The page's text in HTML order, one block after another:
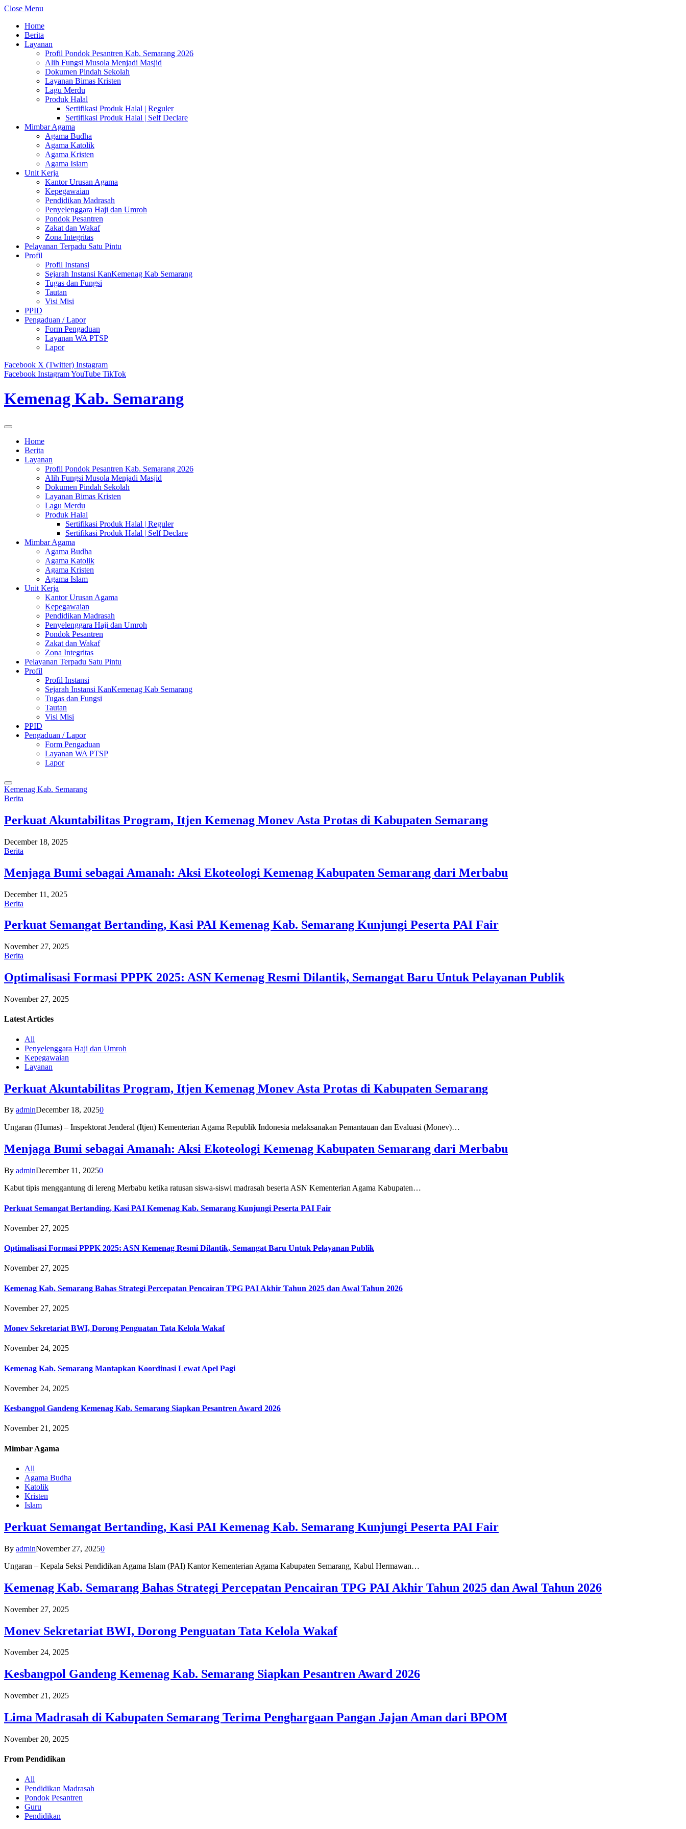
Close Menu
Home
Berita
Layanan
Profil Pondok Pesantren Kab. Semarang 2026
Alih Fungsi Musola Menjadi Masjid
Dokumen Pindah Sekolah
Layanan Bimas Kristen
Lagu Merdu
Produk Halal
Sertifikasi Produk Halal | Reguler
Sertifikasi Produk Halal | Self Declare
Mimbar Agama
Agama Budha
Agama Katolik
Agama Kristen
Agama Islam
Unit Kerja
Kantor Urusan Agama
Kepegawaian
Pendidikan Madrasah
Penyelenggara Haji dan Umroh
Pondok Pesantren
Zakat dan Wakaf
Zona Integritas
Pelayanan Terpadu Satu Pintu
Profil
Profil Instansi
Sejarah Instansi KanKemenag Kab Semarang
Tugas dan Fungsi
Tautan
Visi Misi
PPID
Pengaduan / Lapor
Form Pengaduan
Layanan WA PTSP
Lapor
Facebook X (Twitter) Instagram
Facebook InstagramYouTube TikTok
Kemenag Kab. Semarang
Home
Berita
Layanan
Profil Pondok Pesantren Kab. Semarang 2026
Alih Fungsi Musola Menjadi Masjid
Dokumen Pindah Sekolah
Layanan Bimas Kristen
Lagu Merdu
Produk Halal
Sertifikasi Produk Halal | Reguler
Sertifikasi Produk Halal | Self Declare
Mimbar Agama
Agama Budha
Agama Katolik
Agama Kristen
Agama Islam
Unit Kerja
Kantor Urusan Agama
Kepegawaian
Pendidikan Madrasah
Penyelenggara Haji dan Umroh
Pondok Pesantren
Zakat dan Wakaf
Zona Integritas
Pelayanan Terpadu Satu Pintu
Profil
Profil Instansi
Sejarah Instansi KanKemenag Kab Semarang
Tugas dan Fungsi
Tautan
Visi Misi
PPID
Pengaduan / Lapor
Form Pengaduan
Layanan WA PTSP
Lapor
Kemenag Kab. Semarang
Berita
Perkuat Akuntabilitas Program, Itjen Kemenag Monev Asta Protas di Kabupaten Semarang
December 18, 2025
Berita
Menjaga Bumi sebagai Amanah: Aksi Ekoteologi Kemenag Kabupaten Semarang dari Merbabu
December 11, 2025
Berita
Perkuat Semangat Bertanding, Kasi PAI Kemenag Kab. Semarang Kunjungi Peserta PAI Fair
November 27, 2025
Berita
Optimalisasi Formasi PPPK 2025: ASN Kemenag Resmi Dilantik, Semangat Baru Untuk Pelayanan Publik
November 27, 2025
Latest Articles
All
Penyelenggara Haji dan Umroh
Kepegawaian
Layanan
Perkuat Akuntabilitas Program, Itjen Kemenag Monev Asta Protas di Kabupaten Semarang
By adminDecember 18, 20250
Ungaran (Humas) – Inspektorat Jenderal (Itjen) Kementerian Agama Republik Indonesia melaksanakan Pemantauan dan Evaluasi (Monev)…
Menjaga Bumi sebagai Amanah: Aksi Ekoteologi Kemenag Kabupaten Semarang dari Merbabu
By adminDecember 11, 20250
Kabut tipis menggantung di lereng Merbabu ketika ratusan siswa-siswi madrasah beserta ASN Kementerian Agama Kabupaten…
Perkuat Semangat Bertanding, Kasi PAI Kemenag Kab. Semarang Kunjungi Peserta PAI Fair
November 27, 2025
Optimalisasi Formasi PPPK 2025: ASN Kemenag Resmi Dilantik, Semangat Baru Untuk Pelayanan Publik
November 27, 2025
Kemenag Kab. Semarang Bahas Strategi Percepatan Pencairan TPG PAI Akhir Tahun 2025 dan Awal Tahun 2026
November 27, 2025
Monev Sekretariat BWI, Dorong Penguatan Tata Kelola Wakaf
November 24, 2025
Kemenag Kab. Semarang Mantapkan Koordinasi Lewat Apel Pagi
November 24, 2025
Kesbangpol Gandeng Kemenag Kab. Semarang Siapkan Pesantren Award 2026
November 21, 2025
Mimbar Agama
All
Agama Budha
Katolik
Kristen
Islam
Perkuat Semangat Bertanding, Kasi PAI Kemenag Kab. Semarang Kunjungi Peserta PAI Fair
By adminNovember 27, 20250
Ungaran – Kepala Seksi Pendidikan Agama Islam (PAI) Kantor Kementerian Agama Kabupaten Semarang, Kabul Hermawan…
Kemenag Kab. Semarang Bahas Strategi Percepatan Pencairan TPG PAI Akhir Tahun 2025 dan Awal Tahun 2026
November 27, 2025
Monev Sekretariat BWI, Dorong Penguatan Tata Kelola Wakaf
November 24, 2025
Kesbangpol Gandeng Kemenag Kab. Semarang Siapkan Pesantren Award 2026
November 21, 2025
Lima Madrasah di Kabupaten Semarang Terima Penghargaan Pangan Jajan Aman dari BPOM
November 20, 2025
From Pendidikan
All
Pendidikan Madrasah
Pondok Pesantren
Guru
Pendidikan